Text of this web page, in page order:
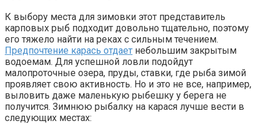
К выбору места для зимовки этот представитель
карповых рыб подходит довольно тщательно, поэтому
его тяжело найти на реках с сильным течением.
Предпочтение карась отдает небольшим закрытым
водоемам. Для успешной ловли подойдут
малопроточные озера, пруды, ставки, где рыба зимой
проявляет свою активность. Но и это не все, например,
выловить даже маленькую рыбешку у берега не
получится. Зимнюю рыбалку на карася лучше вести в
следующих местах: